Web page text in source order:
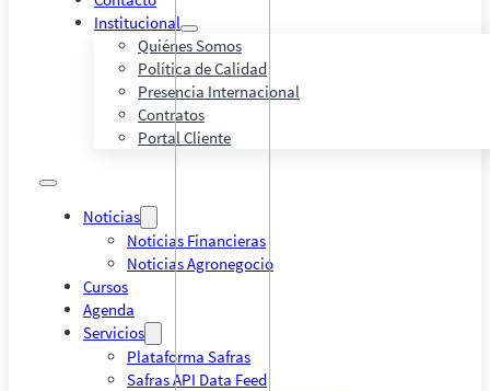
Institucional
Quiénes Somos
Política de Calidad
Presencia Internacional
Contratos
Portal Cliente
Noticias
Noticias Financieras
Noticias Agronegocio
Cursos
Agenda
Servicios
Plataforma Safras
Safras API Data Feed